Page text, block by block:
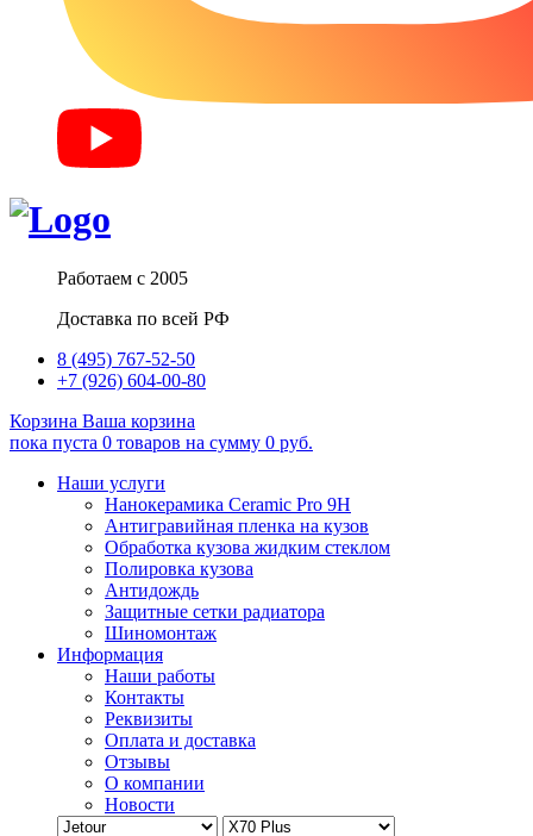
Работаем с 2005
Доставка по всей РФ
8 (495) 767-52-50
+7 (926) 604-00-80
Корзина Ваша корзина
пока пуста 0 товаров на сумму 0 руб.
Наши услуги
Нанокерамика Ceramic Pro 9H
Антигравийная пленка на кузов
Обработка кузова жидким стеклом
Полировка кузова
Антидождь
Защитные сетки радиатора
Шиномонтаж
Информация
Наши работы
Контакты
Реквизиты
Оплата и доставка
Отзывы
О компании
Новости